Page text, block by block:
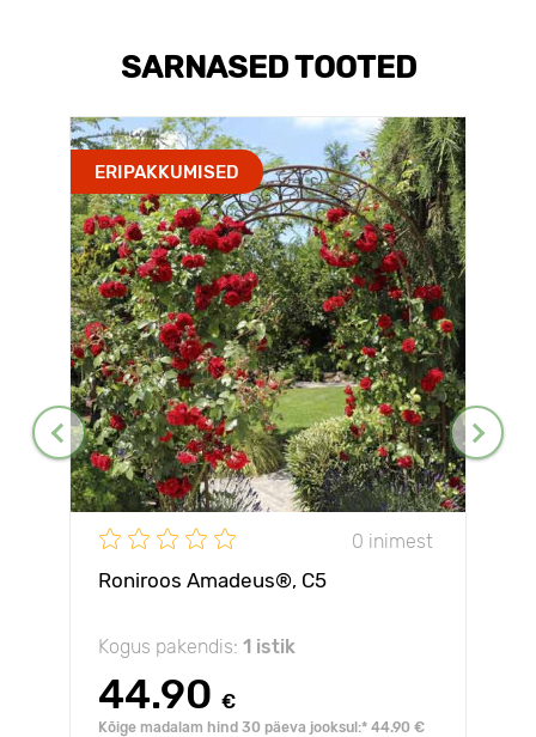
SARNASED TOOTED
ERIPAKKUMISED
0 inimest
Roniroos Amadeus®, C5
Kogus pakendis: 1 istik
44.90 €
Kõige madalam hind 30 päeva jooksul:* 44.90 €